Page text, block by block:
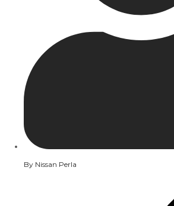
By Nissan Perla